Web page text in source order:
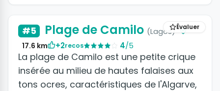
Évaluer
#5 Plage de Camilo (Lagos)
17.6 km +2recos 4/5
La plage de Camilo est une petite crique
insérée au milieu de hautes falaises aux
tons ocres, caractéristiques de l'Algarve,